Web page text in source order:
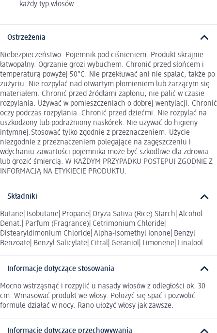
każdy typ włosów
Ostrzeżenia
Niebezpieczeństwo. Pojemnik pod ciśnieniem. Produkt skrajnie
łatwopalny. Ogrzanie grozi wybuchem. Chronić przed słońcem i
temperaturą powyżej 50°C. Nie przekłuwać ani nie spalać, także po
zużyciu. Nie rozpylać nad otwartym płomieniem lub żarzącym się
materiałem. Chronić przed źródłami zapłonu, nie palić w czasie
rozpylania. Używać w pomieszczeniach o dobrej wentylacji. Chronić
oczy podczas rozpylania. Chronić przed dziećmi. Nie rozpylać na
uszkodzony lub podrażniony naskórek. Nie używać do higieny
intymnej.Stosować tylko zgodnie z przeznaczeniem. Użycie
niezgodnie z przeznaczeniem polegające na zagęszczeniu i
wdychaniu zawartości pojemnika może być szkodliwe dla zdrowia
lub grozić śmiercią. W KAŻDYM PRZYPADKU POSTĘPUJ ZGODNIE Z
INFORMACJĄ NA ETYKIECIE PRODUKTU.
Składniki
Butane| Isobutane| Propane| Oryza Sativa (Rice) Starch| Alcohol
Denat.| Parfum (Fragrance)| Cetrimonium Chloride|
Distearyldimonium Chloride| Alpha-Isomethyl Ionone| Benzyl
Benzoate| Benzyl Salicylate| Citral| Geraniol| Limonene| Linalool
Informacje dotyczące stosowania
Mocno wstrząsnąć i rozpylić u nasady włosów z odległości ok. 30
cm. Wmasować produkt we włosy. Położyć się spać i pozwolić
formule działać w nocy. Rano ułożyć włosy jak zawsze.
Informacje dotyczące przechowywania